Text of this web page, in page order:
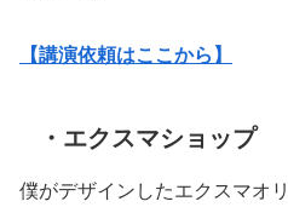
【講演依頼はここから】
・エクスマショップ
僕がデザインしたエクスマオ